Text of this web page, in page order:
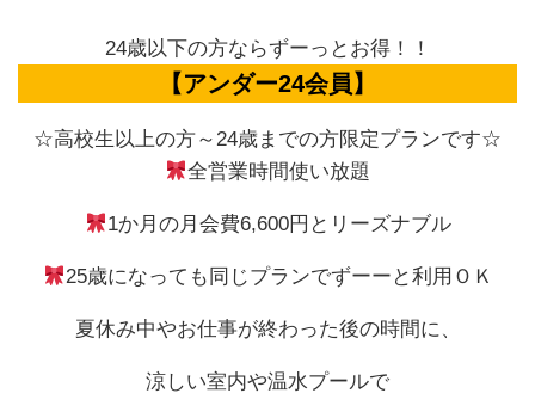
24歳以下の方ならずーっとお得！！
【アンダー24会員 】
☆高校生以上の方～24歳までの方限定プランです☆
全営業時間使い放題
1か月の月会費6,600円とリーズナブル
25歳になっても同じプランでずーーと利用ＯＫ
夏休み中やお仕事が終わった後の時間に、
涼しい室内や温水プールで